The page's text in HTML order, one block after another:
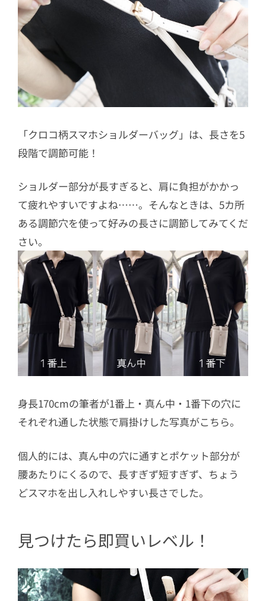
「クロコ柄スマホショルダーバッグ」は、長さを5
段階で調節可能！
ショルダー部分が長すぎると、肩に負担がかかっ
て疲れやすいですよね……。そんなときは、5カ所
ある調節穴を使って好みの長さに調節してみてくだ
さい。
身長170cmの筆者が1番上・真ん中・1番下の穴に
それぞれ通した状態で肩掛けした写真がこちら。
個人的には、 真ん中の穴に通すとポケット部分が
腰あたりにくるので、長すぎず短すぎず、ちょう
どスマホを出し入れしやすい長さでした。
見つけたら即買いレベル！